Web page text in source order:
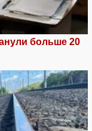
больше 20